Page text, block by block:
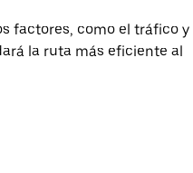
factores, como el tráfico y
la ruta más eficiente al